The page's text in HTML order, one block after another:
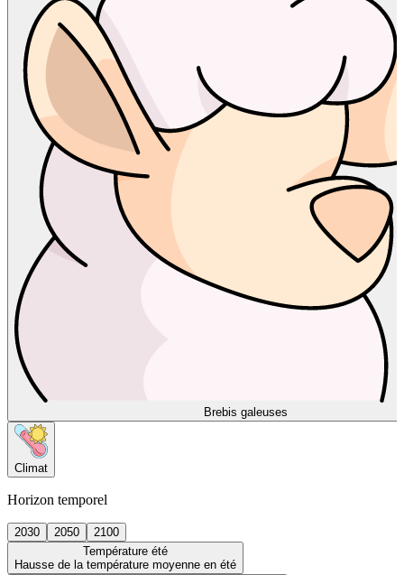
Brebis galeuses
Climat
Horizon temporel
2030 2050
2100
Température été
Hausse de la température moyenne en été